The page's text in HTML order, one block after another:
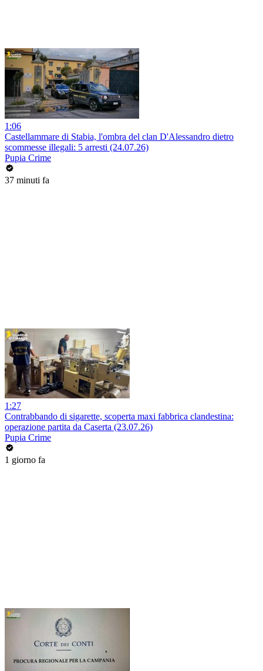
1:06
Castellammare di Stabia, l'ombra del clan D'Alessandro dietro
scommesse illegali: 5 arresti (24.07.26)
Pupia Crime
37 minuti fa
1:27
Contrabbando di sigarette, scoperta maxi fabbrica clandestina:
operazione partita da Caserta (23.07.26)
Pupia Crime
1 giorno fa